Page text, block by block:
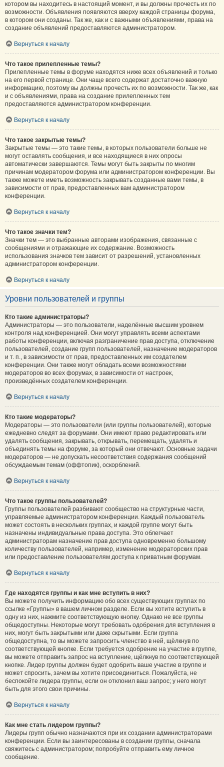
котором вы находитесь в настоящий момент, и вы должны прочесть их по
возможности. Объявления появляются вверху каждой страницы форума,
в котором они созданы. Так же, как и с важными объявлениями, права на
создание объявлений предоставляются администратором.
Вернуться к началу
Что такое прилепленные темы?
Прилепленные темы в форуме находятся ниже всех объявлений и только
на его первой странице. Они чаще всего содержат достаточно важную
информацию, поэтому вы должны прочесть их по возможности. Так же, как
и с объявлениями, права на создание прилепленных тем
предоставляются администратором конференции.
Вернуться к началу
Что такое закрытые темы?
Закрытые темы — это такие темы, в которых пользователи больше не
могут оставлять сообщения, и все находящиеся в них опросы
автоматически завершаются. Темы могут быть закрыты по многим
причинам модератором форума или администратором конференции. Вы
также можете иметь возможность закрывать созданные вами темы, в
зависимости от прав, предоставленных вам администратором
конференции.
Вернуться к началу
Что такое значки тем?
Значки тем — это выбранные авторами изображения, связанные с
сообщениями и отражающие их содержание. Возможность
использования значков тем зависит от разрешений, установленных
администратором конференции.
Вернуться к началу
Уровни пользователей и группы
Кто такие администраторы?
Администраторы — это пользователи, наделённые высшим уровнем
контроля над конференцией. Они могут управлять всеми аспектами
работы конференции, включая разграничение прав доступа, отключение
пользователей, создание групп пользователей, назначение модераторов
и т. п., в зависимости от прав, предоставленных им создателем
конференции. Они также могут обладать всеми возможностями
модераторов во всех форумах, в зависимости от настроек,
произведённых создателем конференции.
Вернуться к началу
Кто такие модераторы?
Модераторы — это пользователи (или группы пользователей), которые
ежедневно следят за форумами. Они имеют право редактировать или
удалять сообщения, закрывать, открывать, перемещать, удалять и
объединять темы на форуме, за который они отвечают. Основные задачи
модераторов — не допускать несоответствия содержания сообщений
обсуждаемым темам (оффтопик), оскорблений.
Вернуться к началу
Что такое группы пользователей?
Группы пользователей разбивают сообщество на структурные части,
управляемые администратором конференции. Каждый пользователь
может состоять в нескольких группах, и каждой группе могут быть
назначены индивидуальные права доступа. Это облегчает
администраторам назначение прав доступа одновременно большому
количеству пользователей, например, изменение модераторских прав
или предоставление пользователям доступа к приватным форумам.
Вернуться к началу
Где находятся группы и как мне вступить в них?
Вы можете получить информацию обо всех существующих группах по
ссылке «Группы» в вашем личном разделе. Если вы хотите вступить в
одну из них, нажмите соответствующую кнопку. Однако не все группы
общедоступны. Некоторые могут требовать одобрения для вступления в
них, могут быть закрытыми или даже скрытыми. Если группа
общедоступна, то вы можете запросить членство в ней, щёлкнув по
соответствующей кнопке. Если требуется одобрение на участие в группе,
вы можете отправить запрос на вступление, щёлкнув по соответствующей
кнопке. Лидер группы должен будет одобрить ваше участие в группе и
может спросить, зачем вы хотите присоединиться. Пожалуйста, не
беспокойте лидера группы, если он отклонил ваш запрос; у него могут
быть для этого свои причины.
Вернуться к началу
Как мне стать лидером группы?
Лидеры групп обычно назначаются при их создании администраторами
конференции. Если вы заинтересованы в создании группы, сначала
свяжитесь с администратором; попробуйте отправить ему личное
сообщение.